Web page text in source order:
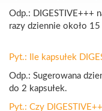
Odp.: DIGESTIVE+++
razy dziennie około
Pyt.: Ile kapsułek
Odp.: Sugerowana
do 2 kapsułek.
Pyt.: Czy